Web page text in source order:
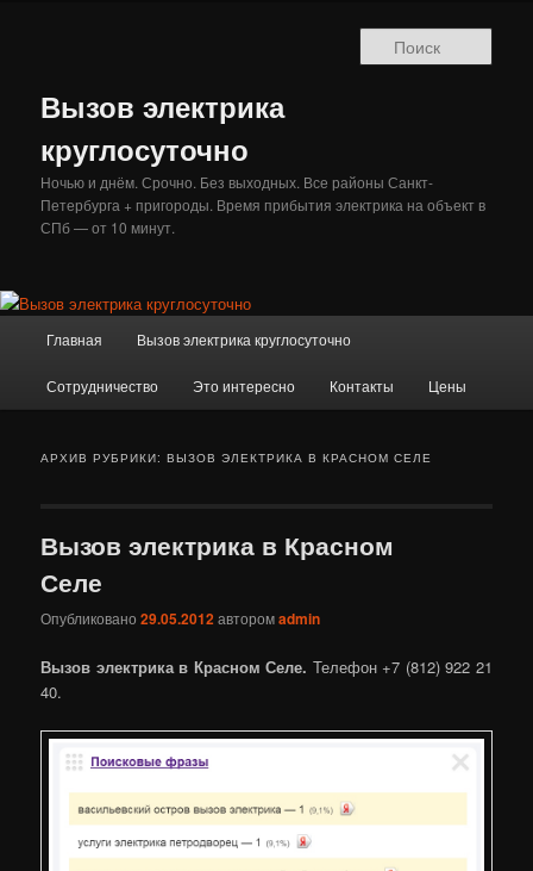
Вызов электрика
круглосуточно
Ночью и днём. Срочно. Без выходных. Все районы Санкт-
Петербурга + пригороды. Время прибытия электрика на объект в
СПб — от 10 минут.
Главная Вызов электрика круглосуточно
Сотрудничество Это интересно Контакты Цены
АРХИВ РУБРИКИ:ВЫЗОВ ЭЛЕКТРИКА В КРАСНОМ СЕЛЕ
Вызов электрика в Красном
Селе
Опубликовано29.05.2012авторомadmin
Вызов электрика в Красном Селе. Телефон +7 (812) 922 21
40.